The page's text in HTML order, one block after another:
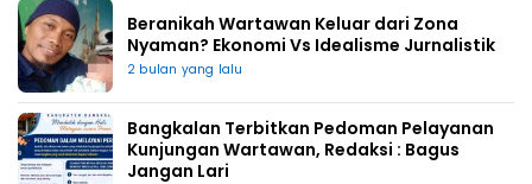
Beranikah Wartawan Keluar dari Zona
Nyaman? Ekonomi Vs Idealisme Jurnalistik
2 bulan yang lalu
Bangkalan Terbitkan Pedoman Pelayanan
Kunjungan Wartawan, Redaksi : Bagus
Jangan Lari